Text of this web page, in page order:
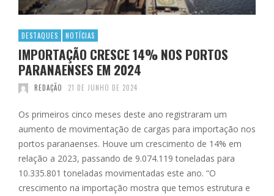
DESTAQUES NOTÍCIAS
IMPORTAÇÃO CRESCE 14% NOS PORTOS
PARANAENSES EM 2024
REDAÇÃO 21 DE JUNHO DE 2024
Os primeiros cinco meses deste ano registraram um
aumento de movimentação de cargas para importação nos
portos paranaenses. Houve um crescimento de 14% em
relação a 2023, passando de 9.074.119 toneladas para
10.335.801 toneladas movimentadas este ano. “O
crescimento na importação mostra que temos estrutura e